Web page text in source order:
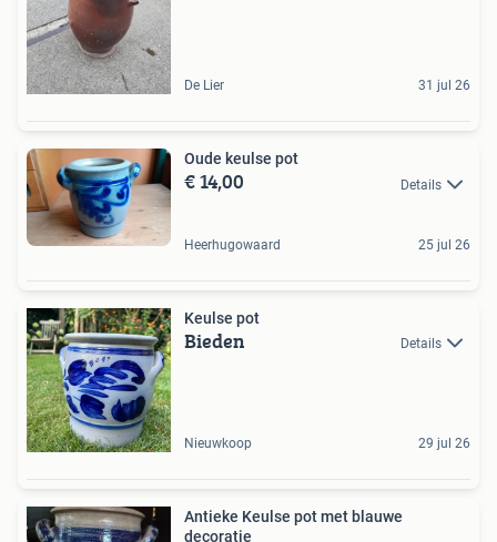
De Lier 31 jul 26
Oude keulse pot
€ 14,00 Details
Heerhugowaard 25 jul 26
Keulse pot
Bieden Details
Nieuwkoop 29 jul 26
Antieke Keulse pot met blauwe
decoratie